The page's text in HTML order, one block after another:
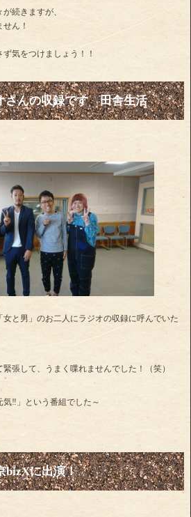
続きますが、
ん！
気をつけましょう！！
さんの収録です 田舎生活
と男」のお二人にラジオの収録に呼んでいた
張して、うまく喋れませんでした！（笑）
気‼」という番組でした～
bizXに出演！